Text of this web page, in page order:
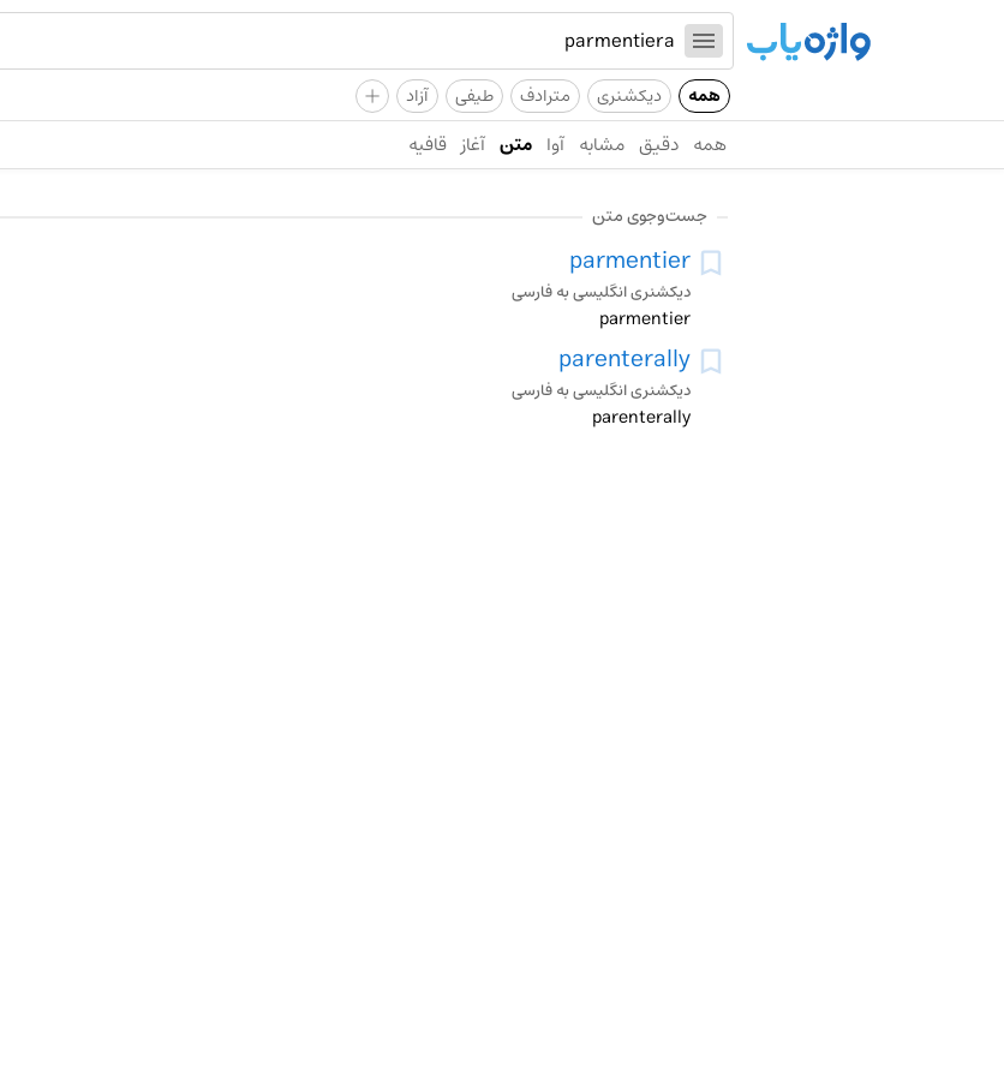
همه دیکشنری مترادف طیفی آزاد +
همه دقیق مشابه آوا متن آغاز قافیه
جست‌وجوی متن
parmentier
دیکشنری انگلیسی به فارسی
parmentier
parenterally
دیکشنری انگلیسی به فارسی
parenterally